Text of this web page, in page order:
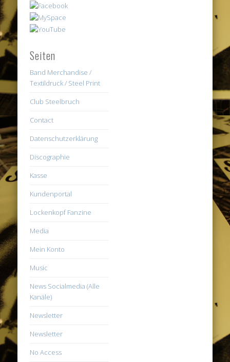
Seiten
Band Merchandise /
Textildruck / Steel Print
Club Steelbruch
Contact
Datenschutzerklärung
Discographie
Kasse
Kundenportal
Lockenkopf Fanzine
Media
Mein Konto
Music
News Socialmedia (Alle
Kanäle)
Newsletter
Newsletter
No Access